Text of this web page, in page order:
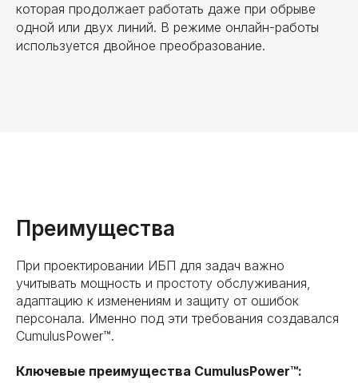
которая продолжает работать даже при обрыве
одной или двух линий. В режиме онлайн-работы
используется двойное преобразование.
Преимущества
При проектировании ИБП для задач важно
учитывать мощность и простоту обслуживания,
адаптацию к изменениям и защиту от ошибок
персонала. Именно под эти требования создавался
CumulusPower™.
Ключевые преимущества CumulusPower™: